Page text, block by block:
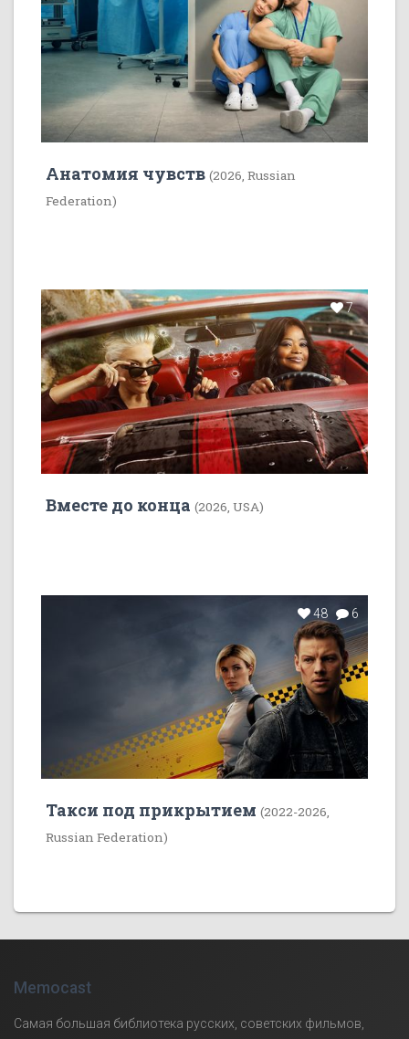
Анатомия чувств (2026, Russian
Federation)
7
Вместе до конца (2026, USA)
48 6
Такси под прикрытием (2022-2026,
Russian Federation)
Memocast
Самая большая библиотека русских, советских фильмов,